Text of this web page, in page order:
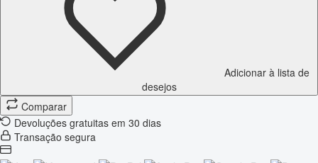
Adicionar à lista de
desejos
Comparar
Devoluções gratuitas em 30 dias
Transação segura